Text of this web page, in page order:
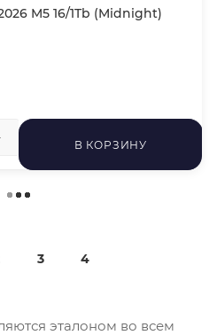
M5 16/1Tb (Midnight)
В КОРЗИНУ
3 4
эталоном во всем